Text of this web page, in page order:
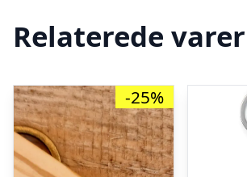
Relaterede varer
-25%